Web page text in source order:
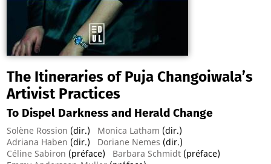
The Itineraries of Puja Changoiwala’s
Artivist Practices
To Dispel Darkness and Herald Change
Solène Rossion (dir.) Monica Latham (dir.)
Adriana Haben (dir.) Doriane Nemes (dir.)
Céline Sabiron (préface) Barbara Schmidt (préface)